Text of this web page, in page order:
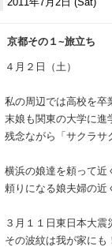
京都その１~旅立ち
４月２日（土）
私の周辺では高校を卒
末娘も関東の大学に進
残念ながら「サクラサ
横浜の娘達を頼って近
頼りになる娘夫婦の
３月１１日東日本大震
その波紋は我が家にも